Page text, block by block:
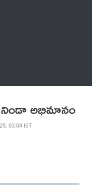
అభిమానం
03:04 IST